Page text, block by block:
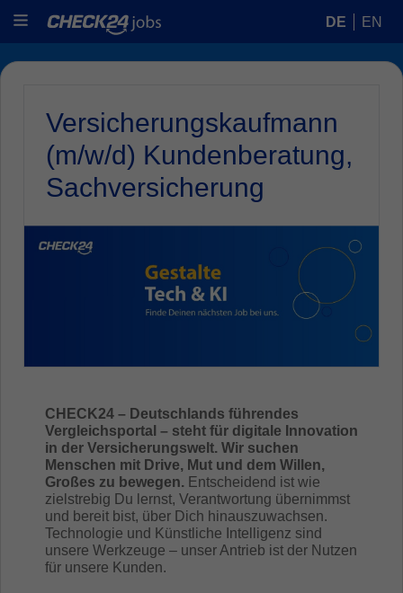
DE EN
Versicherungskaufmann
(m/w/d) Kundenberatung,
Sachversicherung
CHECK24 – Deutschlands führendes
Vergleichsportal – steht für digitale Innovation
in der Versicherungswelt. Wir suchen
Menschen mit Drive, Mut und dem Willen,
Großes zu bewegen. Entscheidend ist wie
zielstrebig Du lernst, Verantwortung übernimmst
und bereit bist, über Dich hinauszuwachsen.
Technologie und Künstliche Intelligenz sind
unsere Werkzeuge – unser Antrieb ist der Nutzen
für unsere Kunden.